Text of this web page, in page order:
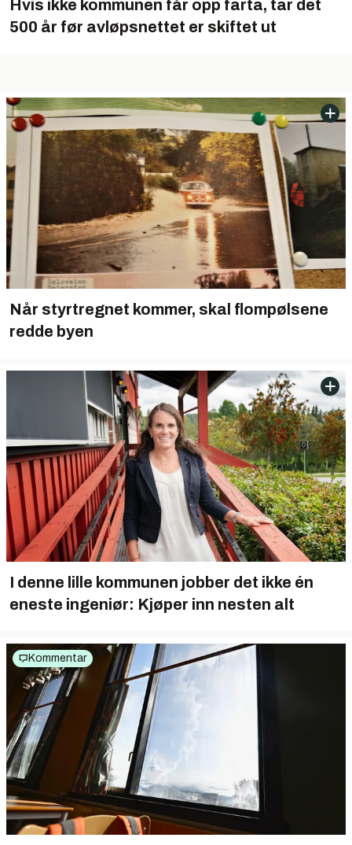
Hvis ikke kommunen får opp farta, tar det
500 år før avløpsnettet er skiftet ut
Når styrtregnet kommer, skal flompølsene
redde byen
I denne lille kommunen jobber det ikke én
eneste ingeniør: Kjøper inn nesten alt
Kommentar